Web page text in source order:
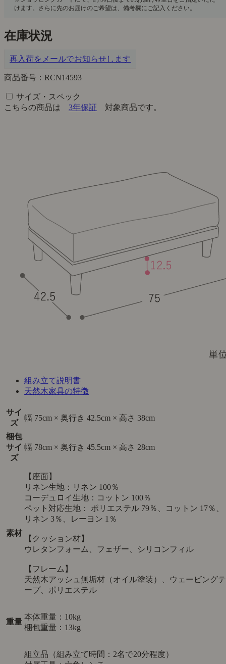
在庫状況
再入荷をメールでお知らせします
商品番号：RCN14593
サイズ・スペック
こちらの商品は 3年保証 対象商品です。
組み立て説明書
天然木家具の特徴
サイ
ズ
幅 75cm × 奥行き 42.5cm × 高さ 38cm
梱包
サイ
ズ
幅 78cm × 奥行き 45.5cm × 高さ 28cm
素材
【座面】
リネン生地：リネン 100％
コーデュロイ生地：コットン 100％
ペット対応生地： ポリエステル 79％、コットン 17％、
リネン 3％、レーヨン 1％
【クッション材】
ウレタンフォーム、フェザー、シリコンフィル
【フレーム】
天然木アッシュ無垢材（オイル塗装）、ウェービングテ
ープ、ポリエステル
重量
本体重量：10kg
梱包重量：13kg
組立品（組み立て時間：2名で20分程度）